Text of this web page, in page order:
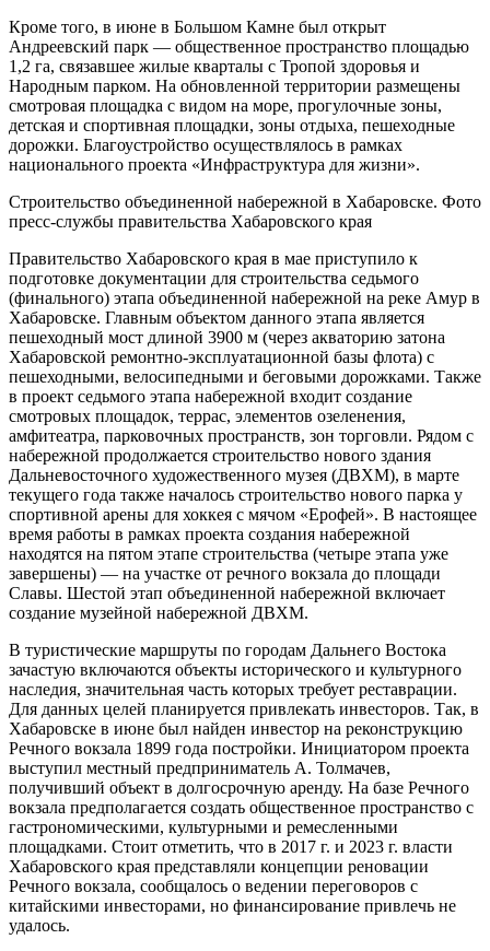
Кроме того, в июне в Большом Камне был открыт
Андреевский парк — общественное пространство площадью
1,2 га, связавшее жилые кварталы с Тропой здоровья и
Народным парком. На обновленной территории размещены
смотровая площадка с видом на море, прогулочные зоны,
детская и спортивная площадки, зоны отдыха, пешеходные
дорожки. Благоустройство осуществлялось в рамках
национального проекта «Инфраструктура для жизни».
Строительство объединенной набережной в Хабаровске. Фото
пресс-службы правительства Хабаровского края
Правительство Хабаровского края в мае приступило к
подготовке документации для строительства седьмого
(финального) этапа объединенной набережной на реке Амур в
Хабаровске. Главным объектом данного этапа является
пешеходный мост длиной 3900 м (через акваторию затона
Хабаровской ремонтно-эксплуатационной базы флота) с
пешеходными, велосипедными и беговыми дорожками. Также
в проект седьмого этапа набережной входит создание
смотровых площадок, террас, элементов озеленения,
амфитеатра, парковочных пространств, зон торговли. Рядом с
набережной продолжается строительство нового здания
Дальневосточного художественного музея (ДВХМ), в марте
текущего года также началось строительство нового парка у
спортивной арены для хоккея с мячом «Ерофей». В настоящее
время работы в рамках проекта создания набережной
находятся на пятом этапе строительства (четыре этапа уже
завершены) — на участке от речного вокзала до площади
Славы. Шестой этап объединенной набережной включает
создание музейной набережной ДВХМ.
В туристические маршруты по городам Дальнего Востока
зачастую включаются объекты исторического и культурного
наследия, значительная часть которых требует реставрации.
Для данных целей планируется привлекать инвесторов. Так, в
Хабаровске в июне был найден инвестор на реконструкцию
Речного вокзала 1899 года постройки. Инициатором проекта
выступил местный предприниматель А. Толмачев,
получивший объект в долгосрочную аренду. На базе Речного
вокзала предполагается создать общественное пространство с
гастрономическими, культурными и ремесленными
площадками. Стоит отметить, что в 2017 г. и 2023 г. власти
Хабаровского края представляли концепции реновации
Речного вокзала, сообщалось о ведении переговоров с
китайскими инвесторами, но финансирование привлечь не
удалось.